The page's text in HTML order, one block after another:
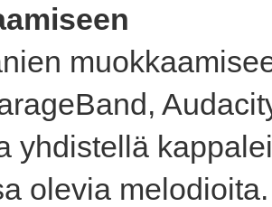
yhdistellä
olevia melodioita.